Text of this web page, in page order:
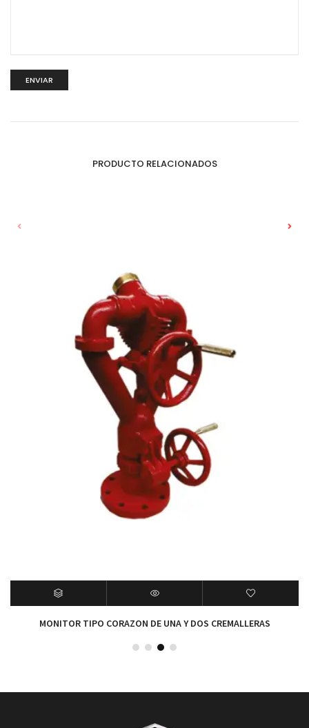
PRODUCTO RELACIONADOS
MONITOR TIPO CORAZON DE UNA Y DOS CREMALLERAS